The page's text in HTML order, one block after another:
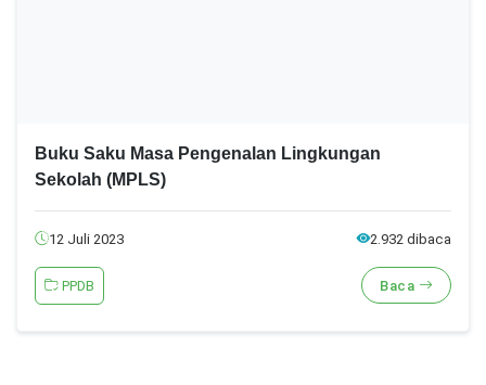
Buku Saku Masa Pengenalan Lingkungan
Sekolah (MPLS)
12 Juli 2023 2.932 dibaca
PPDB Baca